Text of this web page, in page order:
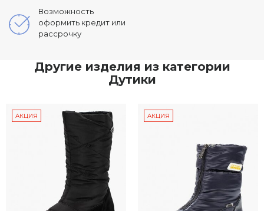
Возможность
оформить кредит или
рассрочку
Другие изделия из категории
Дутики
АКЦИЯ АКЦИЯ